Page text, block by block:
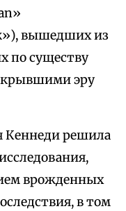
вышедших из
по существу
эру
Кеннеди решила
врожденных
в том